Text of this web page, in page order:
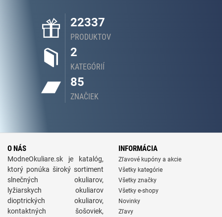
22337
PRODUKTOV
2
KATEGÓRIÍ
85
ZNAČIEK
O NÁS
ModneOkuliare.sk je katalóg,
ktorý ponúka široký sortiment
slnečných okuliarov,
lyžiarskych okuliarov
dioptrických okuliarov,
kontaktných šošoviek,
INFORMÁCIA
Zľavové kupóny a akcie
Všetky kategórie
Všetky značky
Všetky e-shopy
Novinky
Zľavy